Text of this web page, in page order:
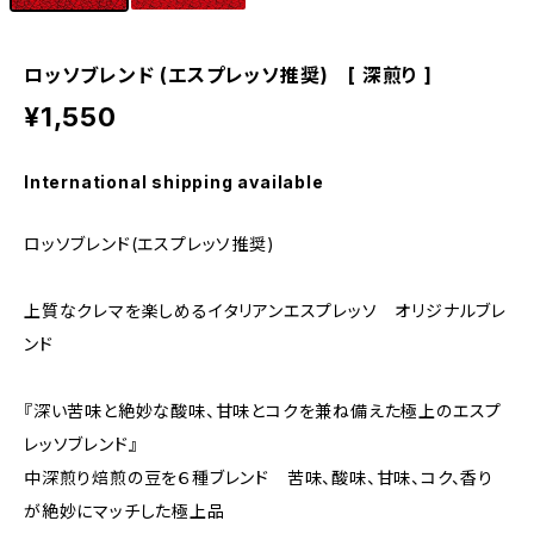
ロッソブレンド (エスプレッソ推奨) [ 深煎り ]
¥1,550
International shipping available
ロッソブレンド(エスプレッソ推奨)
上質なクレマを楽しめるイタリアンエスプレッソ オリジナルブレ
ンド
『深い苦味と絶妙な酸味、甘味とコクを兼ね備えた極上のエスプ
レッソブレンド』
中深煎り焙煎の豆を６種ブレンド 苦味、酸味、甘味、コク、香り
が絶妙にマッチした極上品